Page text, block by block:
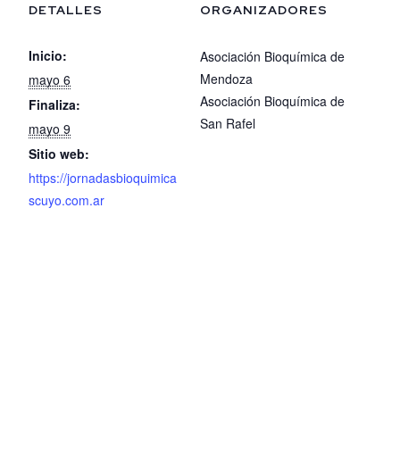
DETALLES
Inicio:
mayo 6
Finaliza:
mayo 9
Sitio web:
https://jornadasbioquimica
scuyo.com.ar
ORGANIZADORES
Asociación Bioquímica de
Mendoza
Asociación Bioquímica de
San Rafel